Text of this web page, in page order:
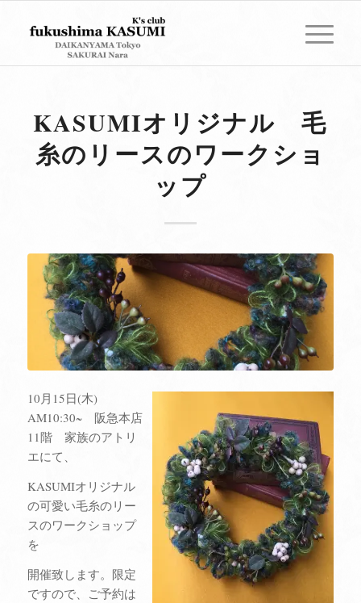
KASUMIオリジナル 毛
糸のリースのワークショ
ップ
10月15日(木)
AM10:30~ 阪急本店
11階 家族のアトリ
エにて、
KASUMIオリジナル
の可愛い毛糸のリー
スのワークショップ
を
開催致します。限定
ですので、ご予約は